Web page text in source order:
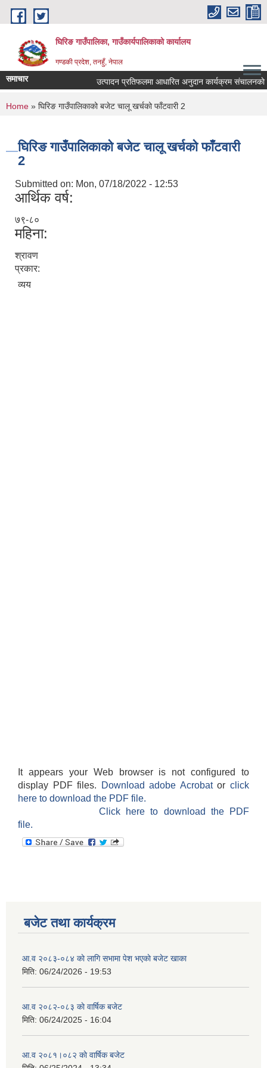
Skip to main content
घिरिङ गाउँपालिका, गाउँकार्यपालिकाको कार्यालय
गण्डकी प्रदेश, तनहुँ, नेपाल
समाचार उत्पादन प्रतिफलमा आधारित अनुदान कार्यक्रम संचालनकाे
You are here
Home » घिरिङ गाउँपालिकाको बजेट चालू खर्चको फाँटवारी 2
घिरिङ गाउँपालिकाको बजेट चालू खर्चको फाँटवारी
2
Submitted on: Mon, 07/18/2022 - 12:53
आर्थिक वर्ष:
७९-८०
महिना:
श्रावण
प्रकार:
व्यय
It appears your Web browser is not configured to
display PDF files.
Download adobe Acrobatorclick
here to download the PDF file.
Click here to download the PDF
file.
बजेट तथा कार्यक्रम
आ.व २०८३-०८४ काे लागि सभामा पेश भएकाे बजेट खाका
मिति: 06/24/2026 - 19:53
आ.व २०८२-०८३ काे वार्षिक बजेट
मिति: 06/24/2025 - 16:04
आ.व २०८१।०८२ काे वार्षिक बजेट